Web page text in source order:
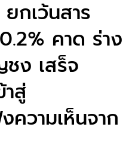
กเว้นสาร
คาด ร่าง
ง เสร็จ
สู่
ความเห็นจาก